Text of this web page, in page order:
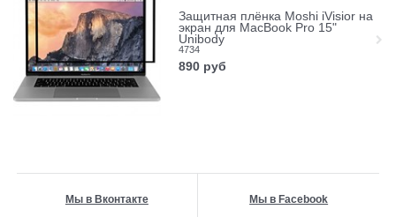
Защитная плёнка Moshi iVisior на
экран для MacBook Pro 15"
Unibody
4734
890 руб
Мы в Вконтакте Мы в Facebook